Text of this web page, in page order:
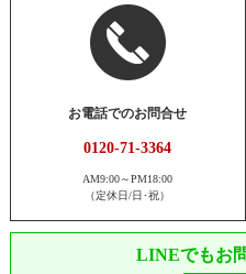
お電話でのお問合せ
0120-71-3364
AM9:00～PM18:00
（定休日/日･祝）
LINEでもお